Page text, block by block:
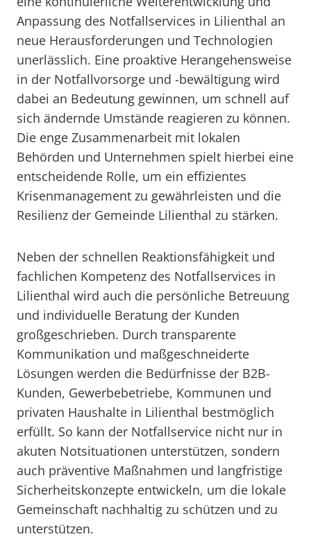
Anpassung des Notfallservices in Lilienthal an
neue Herausforderungen und Technologien
unerlässlich. Eine proaktive Herangehensweise
in der Notfallvorsorge und -bewältigung wird
dabei an Bedeutung gewinnen, um schnell auf
sich ändernde Umstände reagieren zu können.
Die enge Zusammenarbeit mit lokalen
Behörden und Unternehmen spielt hierbei eine
entscheidende Rolle, um ein effizientes
Krisenmanagement zu gewährleisten und die
Resilienz der Gemeinde Lilienthal zu stärken.
Neben der schnellen Reaktionsfähigkeit und
fachlichen Kompetenz des Notfallservices in
Lilienthal wird auch die persönliche Betreuung
und individuelle Beratung der Kunden
großgeschrieben. Durch transparente
Kommunikation und maßgeschneiderte
Lösungen werden die Bedürfnisse der B2B-
Kunden, Gewerbebetriebe, Kommunen und
privaten Haushalte in Lilienthal bestmöglich
erfüllt. So kann der Notfallservice nicht nur in
akuten Notsituationen unterstützen, sondern
auch präventive Maßnahmen und langfristige
Sicherheitskonzepte entwickeln, um die lokale
Gemeinschaft nachhaltig zu schützen und zu
unterstützen.